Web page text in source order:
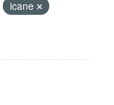
icane